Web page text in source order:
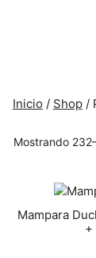
Inicio / Shop/
Mostrando
Mampara
+